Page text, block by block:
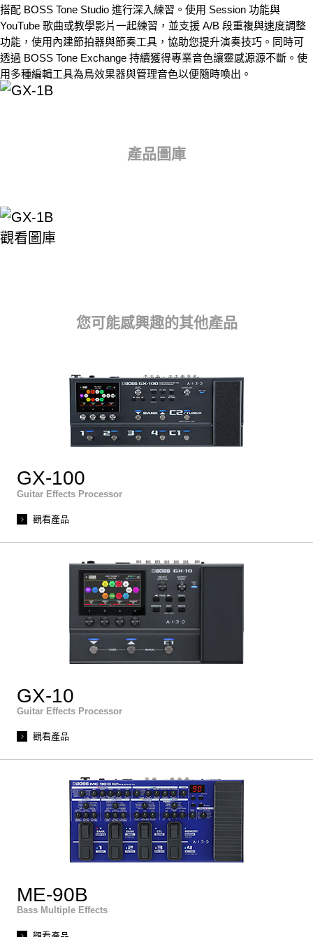
搭配 BOSS Tone Studio 進行深入練習。使用 Session 功能與
YouTube 歌曲或教學影片一起練習，並支援 A/B 段重複與速度調整
功能，使用內建節拍器與節奏工具，協助您提升演奏技巧。同時可
透過 BOSS Tone Exchange 持續獲得專業音色讓靈感源源不斷。使
用多種編輯工具為鳥效果器與管理音色以便隨時喚出。
產品圖庫
觀看圖庫
您可能感興趣的其他產品
GX-100
Guitar Effects Processor
觀看產品
GX-10
Guitar Effects Processor
觀看產品
ME-90B
Bass Multiple Effects